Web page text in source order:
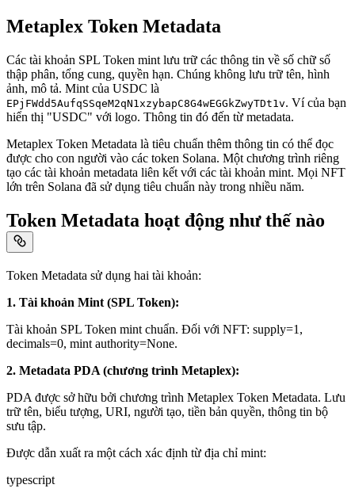
Metaplex Token Metadata
Các tài khoản SPL Token mint lưu trữ các thông tin về số chữ số
thập phân, tổng cung, quyền hạn. Chúng không lưu trữ tên, hình
ảnh, mô tả. Mint của USDC là
EPjFWdd5AufqSSqeM2qN1xzybapC8G4wEGGkZwyTDt1v. Ví của bạn
hiển thị "USDC" với logo. Thông tin đó đến từ metadata.
Metaplex Token Metadata là tiêu chuẩn thêm thông tin có thể đọc
được cho con người vào các token Solana. Một chương trình riêng
tạo các tài khoản metadata liên kết với các tài khoản mint. Mọi NFT
lớn trên Solana đã sử dụng tiêu chuẩn này trong nhiều năm.
Token Metadata hoạt động như thế nào
Token Metadata sử dụng hai tài khoản:
1. Tài khoản Mint (SPL Token):
Tài khoản SPL Token mint chuẩn. Đối với NFT: supply=1,
decimals=0, mint authority=None.
2. Metadata PDA (chương trình Metaplex):
PDA được sở hữu bởi chương trình Metaplex Token Metadata. Lưu
trữ tên, biểu tượng, URI, người tạo, tiền bản quyền, thông tin bộ
sưu tập.
Được dẫn xuất ra một cách xác định từ địa chỉ mint:
typescript